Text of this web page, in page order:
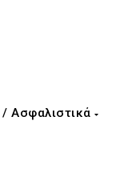
Ασφαλιστικά